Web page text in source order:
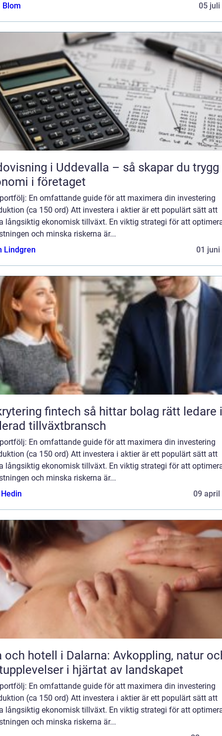
Blom
05 juli
i Uddevalla – så skapar du trygg
i företaget
En omfattande guide för att maximera din investering
(ca 150 ord) Att investera i aktier är ett populärt sätt att
långsiktig ekonomisk tillväxt. En viktig strategi för att
och minska riskerna är...
Lindgren
01 juni
fintech så hittar bolag rätt ledare i en
tillväxtbransch
En omfattande guide för att maximera din investering
(ca 150 ord) Att investera i aktier är ett populärt sätt att
långsiktig ekonomisk tillväxt. En viktig strategi för att
och minska riskerna är...
09 april
och hotell i Dalarna: Avkoppling, natur
i hjärtat av landskapet
En omfattande guide för att maximera din investering
(ca 150 ord) Att investera i aktier är ett populärt sätt att
långsiktig ekonomisk tillväxt. En viktig strategi för att
och minska riskerna är...